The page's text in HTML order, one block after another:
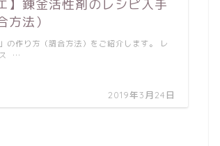
】錬金活性剤のレシピ入手
法）
2019年3月24日
の作り方（調合方法）をご紹介します。 レ
ス …